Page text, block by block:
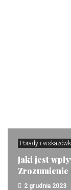
Porady i
Jaki jest
Zrozumienie
2 grudnia 2023